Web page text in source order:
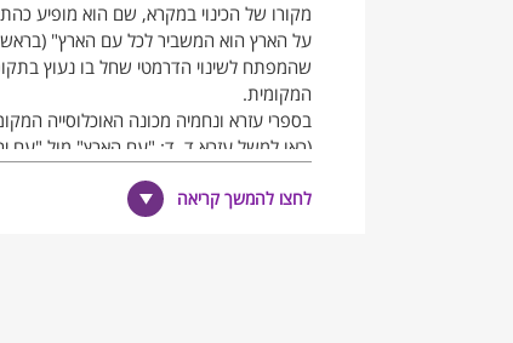
מקורו של הכינוי במקרא, שם הוא מופיע
על הארץ הוא המשביר לכל עם הארץ"
שהמפתח לשינוי הדרמטי שחל בו נעוץ
המקומית.
בספרי עזרא ונחמיה מכונה האוכלוסייה
(ראו למשל עזרא ד, ד: "עם הארץ" מול "עם
כאן "עם הארץ" הוא כינוי של זלזול במי
לחצו להמשך קריאה